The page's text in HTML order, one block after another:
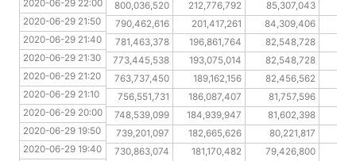
2020-06-29 21:50
800,036,520 212,776,792 85,307,043
2020-06-29 21:40
790,462,616 201,417,261 84,309,406
2020-06-29 21:30
781,463,378 196,861,764 82,548,728
2020-06-29 21:20
773,445,538 193,075,014 82,548,728
2020-06-29 21:10
763,737,450 189,162,156 82,456,562
2020-06-29 20:00
756,551,731 186,087,407 81,757,596
2020-06-29 19:50
748,539,099 184,939,947 81,602,398
2020-06-29 19:40
739,201,097 182,665,626 80,221,817
2020-06-29 19:30
730,863,074 181,170,482 79,426,800
2020-06-29 22:00
2020-06-29 21:50
2020-06-29 21:40
2020-06-29 21:30
2020-06-29 21:20
2020-06-29 21:10
2020-06-29 20:00
2020-06-29 19:50
2020-06-29 19:40